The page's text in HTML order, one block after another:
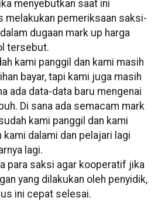
menyebutkan saat ini
melakukan pemeriksaan saksi-
dugaan mark up harga
tersebut.
kami panggil dan kami masih
bayar, tapi kami juga masih
ada data-data baru mengenai
Di sana ada semacam mark
kami panggil dan kami
dalami dan pelajari lagi
lagi.
para saksi agar kooperatif jika
yang dilakukan oleh penyidik,
ini cepat selesai.